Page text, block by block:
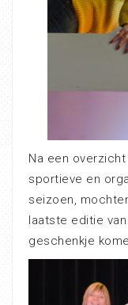
Na een
sportieve en
seizoen,
laatste editie
geschenkje